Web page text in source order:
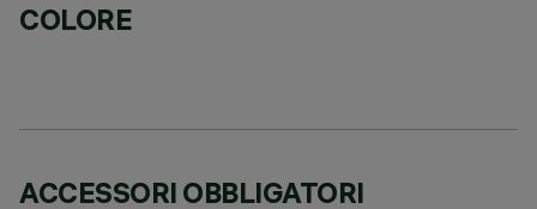
COLORE
ACCESSORI OBBLIGATORI